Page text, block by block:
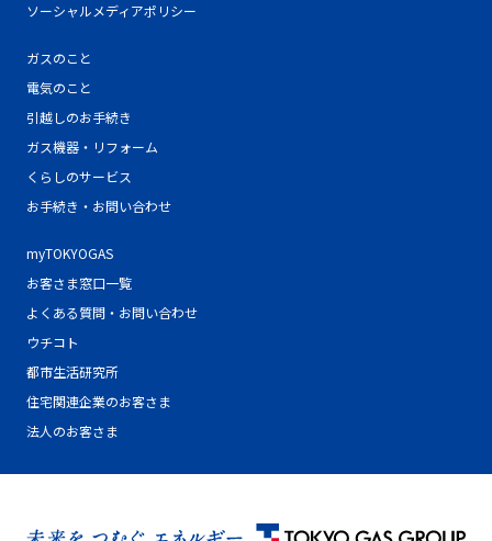
ソーシャルメディアポリシー
ガスのこと
電気のこと
引越しのお手続き
ガス機器・リフォーム
くらしのサービス
お手続き・お問い合わせ
myTOKYOGAS
お客さま窓口一覧
よくある質問・お問い合わせ
ウチコト
都市生活研究所
住宅関連企業のお客さま
法人のお客さま